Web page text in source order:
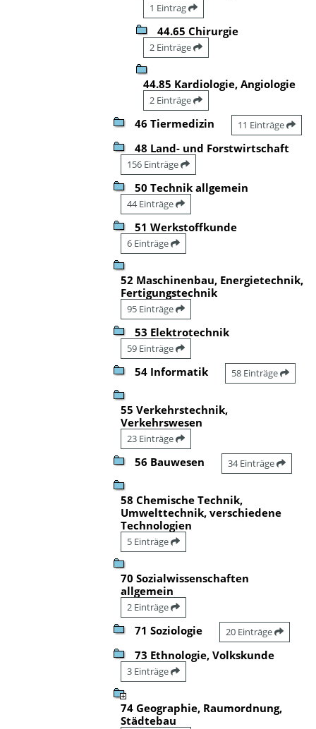
1 Eintrag
44.65 Chirurgie
2 Einträge
44.85 Kardiologie, Angiologie
2 Einträge
46 Tiermedizin 11 Einträge
48 Land- und Forstwirtschaft
156 Einträge
50 Technik allgemein
44 Einträge
51 Werkstoffkunde
6 Einträge
52 Maschinenbau, Energietechnik,
Fertigungstechnik
95 Einträge
53 Elektrotechnik
59 Einträge
54 Informatik 58 Einträge
55 Verkehrstechnik,
Verkehrswesen
23 Einträge
56 Bauwesen 34 Einträge
58 Chemische Technik,
Umwelttechnik, verschiedene
Technologien
5 Einträge
70 Sozialwissenschaften
allgemein
2 Einträge
71 Soziologie 20 Einträge
73 Ethnologie, Volkskunde
3 Einträge
74 Geographie, Raumordnung,
Städtebau